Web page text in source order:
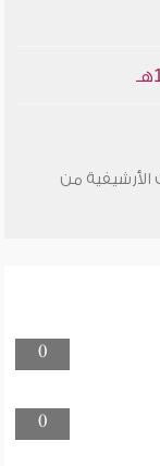
الأرشيفية من
0
0